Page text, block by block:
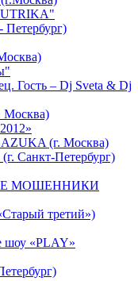
Гость – Dj Sveta & Dj
Москва)
(г. Москва)
Санкт-Петербург)
МОШЕННИКИ
третий»)
шоу «PLAY»